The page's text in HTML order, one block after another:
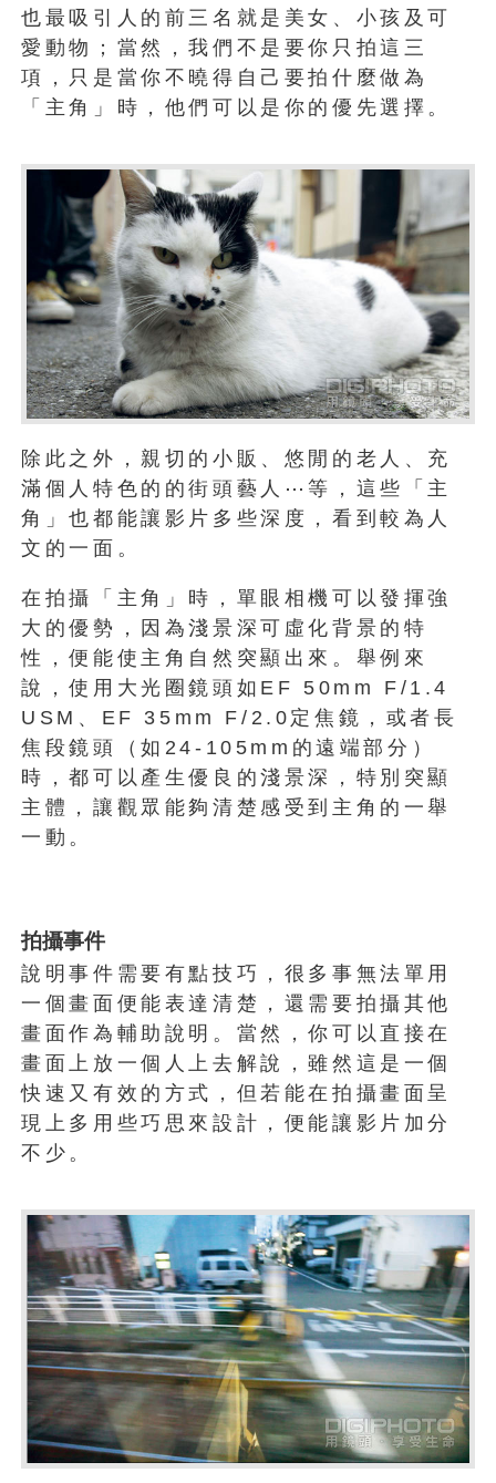
也最吸引人的前三名就是美女、小孩及可
愛動物；當然，我們不是要你只拍這三
項，只是當你不曉得自己要拍什麼做為
「主角」時，他們可以是你的優先選擇。
除此之外，親切的小販、悠閒的老人、充
滿個人特色的的街頭藝人⋯等，這些「主
角」也都能讓影片多些深度，看到較為人
文的一面。
在拍攝「主角」時，單眼相機可以發揮強
大的優勢，因為淺景深可虛化背景的特
性，便能使主角自然突顯出來。舉例來
說，使用大光圈鏡頭如EF 50mm F/1.4
USM、EF 35mm F/2.0定焦鏡，或者長
焦段鏡頭（如24-105mm的遠端部分）
時，都可以產生優良的淺景深，特別突顯
主體，讓觀眾能夠清楚感受到主角的一舉
一動。
拍攝事件
說明事件需要有點技巧，很多事無法單用
一個畫面便能表達清楚，還需要拍攝其他
畫面作為輔助說明。當然，你可以直接在
畫面上放一個人上去解說，雖然這是一個
快速又有效的方式，但若能在拍攝畫面呈
現上多用些巧思來設計，便能讓影片加分
不少。